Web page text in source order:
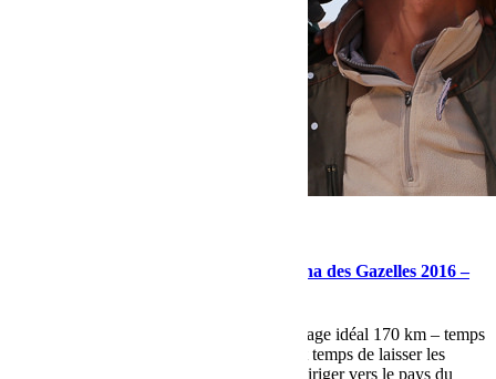
ETAPE 5 – mardi 29 mars – Rallye Aïcha des Gazelles 2016 –
IZOUGGUERHN / MHAMID – kilométrage idéal 170 km – temps
estimé 9h00 8 balises – Etape en ligneIl est temps de laisser les
grandes plaines de l’Aguelmouss pour se diriger vers le pays du